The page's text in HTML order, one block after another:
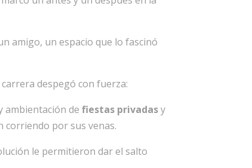
amigo, un espacio que lo fascinó
despegó con fuerza:
ambientación defiestas privadasy
corriendo por sus venas.
le permitieron dar el salto